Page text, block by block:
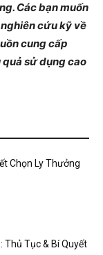
Các bạn muốn
cứu kỹ về
cung cấp
quả sử dụng cao
Chọn Ly Thưởng
Thủ Tục & Bí Quyết